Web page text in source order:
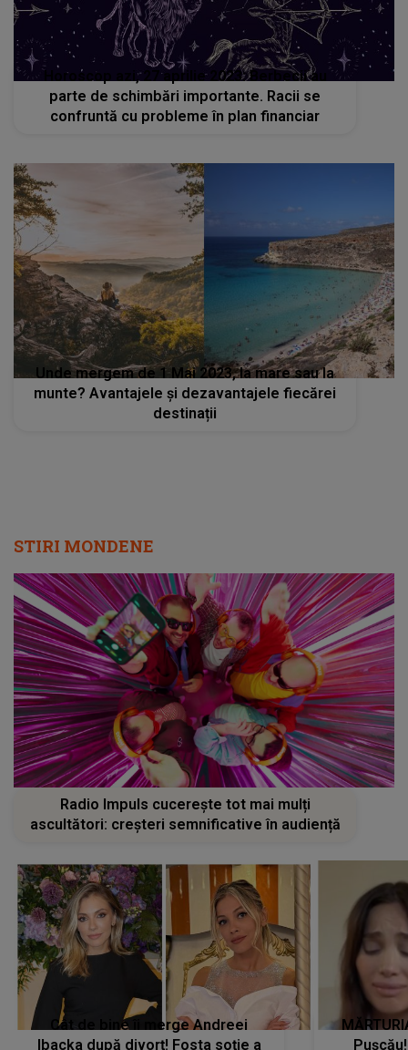
Horoscop azi, 27 aprilie 2023: Berbecii au
parte de schimbări importante. Racii se
confruntă cu probleme în plan financiar
Unde mergem de 1 Mai 2023, la mare sau la
munte? Avantajele și dezavantajele fiecărei
destinații
STIRI MONDENE
Radio Impuls cucerește tot mai mulți
ascultători: creșteri semnificative în audiență
Cât de bine îi merge Andreei
Ibacka după divorț! Fosta soție a